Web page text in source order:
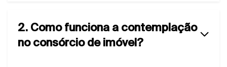
2. Como funciona a contemplação
no consórcio de imóvel?